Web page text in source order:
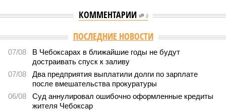
КОММЕНТАРИИ 0
Версия //Власть //Роспотребнадзор после проверки отстранил от
работы 20 сотрудников детских лагерей
Роспотребнадзор после проверки отстранил от работы 20
сотрудников детских лагерей
Здоровый отдых